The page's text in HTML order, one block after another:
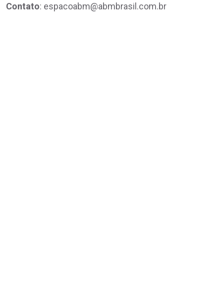
Contato: espacoabm@abmbrasil.com.br